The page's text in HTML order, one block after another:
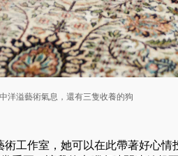
洋溢藝術氣息，還有三隻收養的狗
工作室，她可以在此帶著好心情